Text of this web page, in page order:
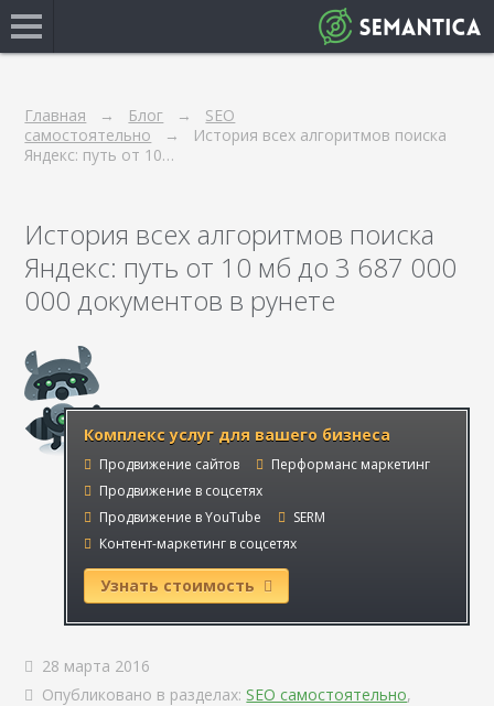
Главная Блог
SEO
самостоятельно
История всех алгоритмов поиска
Яндекс: путь от 10…
История всех алгоритмов поиска
Яндекс: путь от 10 мб до 3 687 000
000 документов в рунете
Комплекс услуг для вашего бизнеса
Продвижение сайтов
Перформанс маркетинг
Продвижение в соцсетях
Продвижение в YouTube
SERM
Контент-маркетинг в соцсетях
Узнать стоимость
28 марта 2016
Опубликовано в разделах: SEO самостоятельно,